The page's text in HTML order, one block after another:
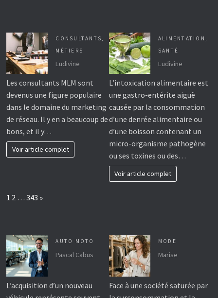
CONSULTANTS
MÉTIERS
Ludivine
Les consultants MLM sont
devenus une figure populaire
dans le domaine du marketing
de réseau. Il y en a beaucoup de
bons, et il y…
Voir article complet
ALIMENTATION
SANTÉ
Ludivine
L’intoxication alimentaire est
une gastro-entérite aiguë
causée par la consommation
d’une denrée alimentaire ou
d’une boisson contenant un
micro-organisme pathogène
ou ses toxines ou des…
Voir article complet
Page:
1 2 … 343 Next
»
AUTO MOTO
Pascal Cabus
L’acquisition d’un nouveau
MODE
Marise
Face à une société saturée par